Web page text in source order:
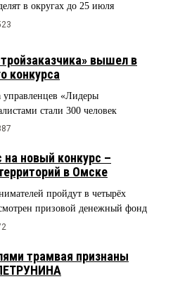
в округах до 25 июля
вышел в
конкурса
управленцев «Лидеры
стали 300 человек
новый конкурс –
в Омске
пройдут в четырёх
призовой денежный фонд
трамвая признаны